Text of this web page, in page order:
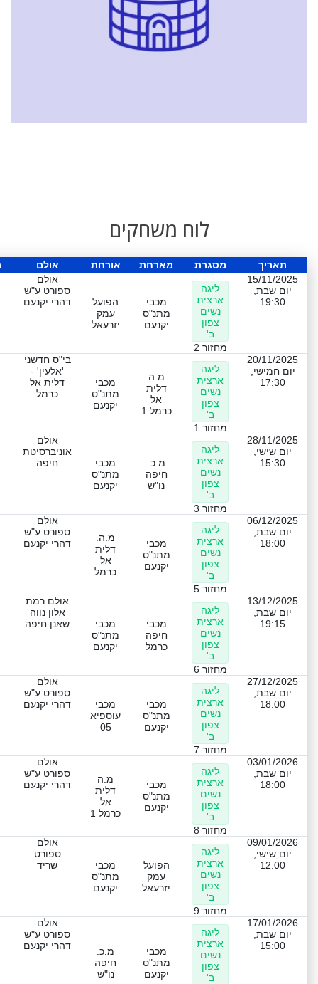
לוח משחקים
תאריך מסגרת מארחת אורחת אולם
15/11/2025
יום שבת,
19:30
ליגה
ארצית
נשים
צפון
ב'
מחזור 2
מכבי
מתנ"ס
יקנעם
הפועל
עמק
יזרעאל
אולם
ספורט ע"ש
דהרי יקנעם
20/11/2025
יום חמישי,
17:30
ליגה
ארצית
נשים
צפון
ב'
מחזור 1
מ.ה
דלית
אל
כרמל 1
מכבי
מתנ"ס
יקנעם
בי"ס חדשני
'אלעין' -
דלית אל
כרמל
28/11/2025
יום שישי,
15:30
ליגה
ארצית
נשים
צפון
ב'
מחזור 3
מ.כ.
חיפה
נו"ש
מכבי
מתנ"ס
יקנעם
אולם
אוניברסיטת
חיפה
06/12/2025
יום שבת,
18:00
ליגה
ארצית
נשים
צפון
ב'
מחזור 5
מכבי
מתנ"ס
יקנעם
מ.ה.
דלית
אל
כרמל
אולם
ספורט ע"ש
דהרי יקנעם
13/12/2025
יום שבת,
19:15
ליגה
ארצית
נשים
צפון
ב'
מחזור 6
מכבי
חיפה
כרמל
מכבי
מתנ"ס
יקנעם
אולם רמת
אלון נווה
שאנן חיפה
27/12/2025
יום שבת,
18:00
ליגה
ארצית
נשים
צפון
ב'
מחזור 7
מכבי
מתנ"ס
יקנעם
מכבי
עוספיא
05
אולם
ספורט ע"ש
דהרי יקנעם
03/01/2026
יום שבת,
18:00
ליגה
ארצית
נשים
צפון
ב'
מחזור 8
מכבי
מתנ"ס
יקנעם
מ.ה
דלית
אל
כרמל 1
אולם
ספורט ע"ש
דהרי יקנעם
09/01/2026
יום שישי,
12:00
ליגה
ארצית
נשים
צפון
ב'
מחזור 9
הפועל
עמק
יזרעאל
מכבי
מתנ"ס
יקנעם
אולם
ספורט
שריד
17/01/2026
יום שבת,
15:00
ליגה
ארצית
נשים
צפון
ב'
מכבי
מתנ"ס
יקנעם
מ.כ.
חיפה
נו"ש
אולם
ספורט ע"ש
דהרי יקנעם